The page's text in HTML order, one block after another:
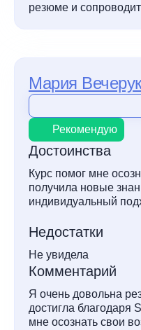
резюме и
Мария
Рекомендую
Достоинства
Курс помог мне
получила новые
индивидуальный
Недостатки
Не увидела
Комментарий
Я очень довольна
достигла благодаря
мне осознать свои